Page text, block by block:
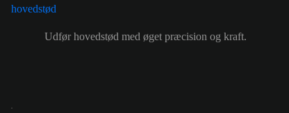
Udfør hovedstød med øget præcision og kraft.